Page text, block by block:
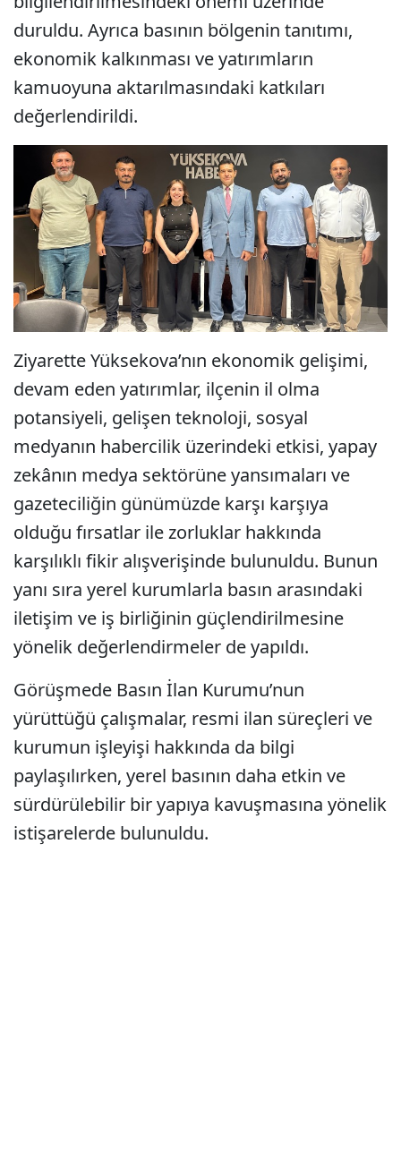
duruldu. Ayrıca basının bölgenin tanıtımı,
ekonomik kalkınması ve yatırımların
kamuoyuna aktarılmasındaki katkıları
değerlendirildi.
Ziyarette Yüksekova’nın ekonomik gelişimi,
devam eden yatırımlar, ilçenin il olma
potansiyeli, gelişen teknoloji, sosyal
medyanın habercilik üzerindeki etkisi, yapay
zekânın medya sektörüne yansımaları ve
gazeteciliğin günümüzde karşı karşıya
olduğu fırsatlar ile zorluklar hakkında
karşılıklı fikir alışverişinde bulunuldu. Bunun
yanı sıra yerel kurumlarla basın arasındaki
iletişim ve iş birliğinin güçlendirilmesine
yönelik değerlendirmeler de yapıldı.
Görüşmede Basın İlan Kurumu’nun
yürüttüğü çalışmalar, resmi ilan süreçleri ve
kurumun işleyişi hakkında da bilgi
paylaşılırken, yerel basının daha etkin ve
sürdürülebilir bir yapıya kavuşmasına yönelik
istişarelerde bulunuldu.